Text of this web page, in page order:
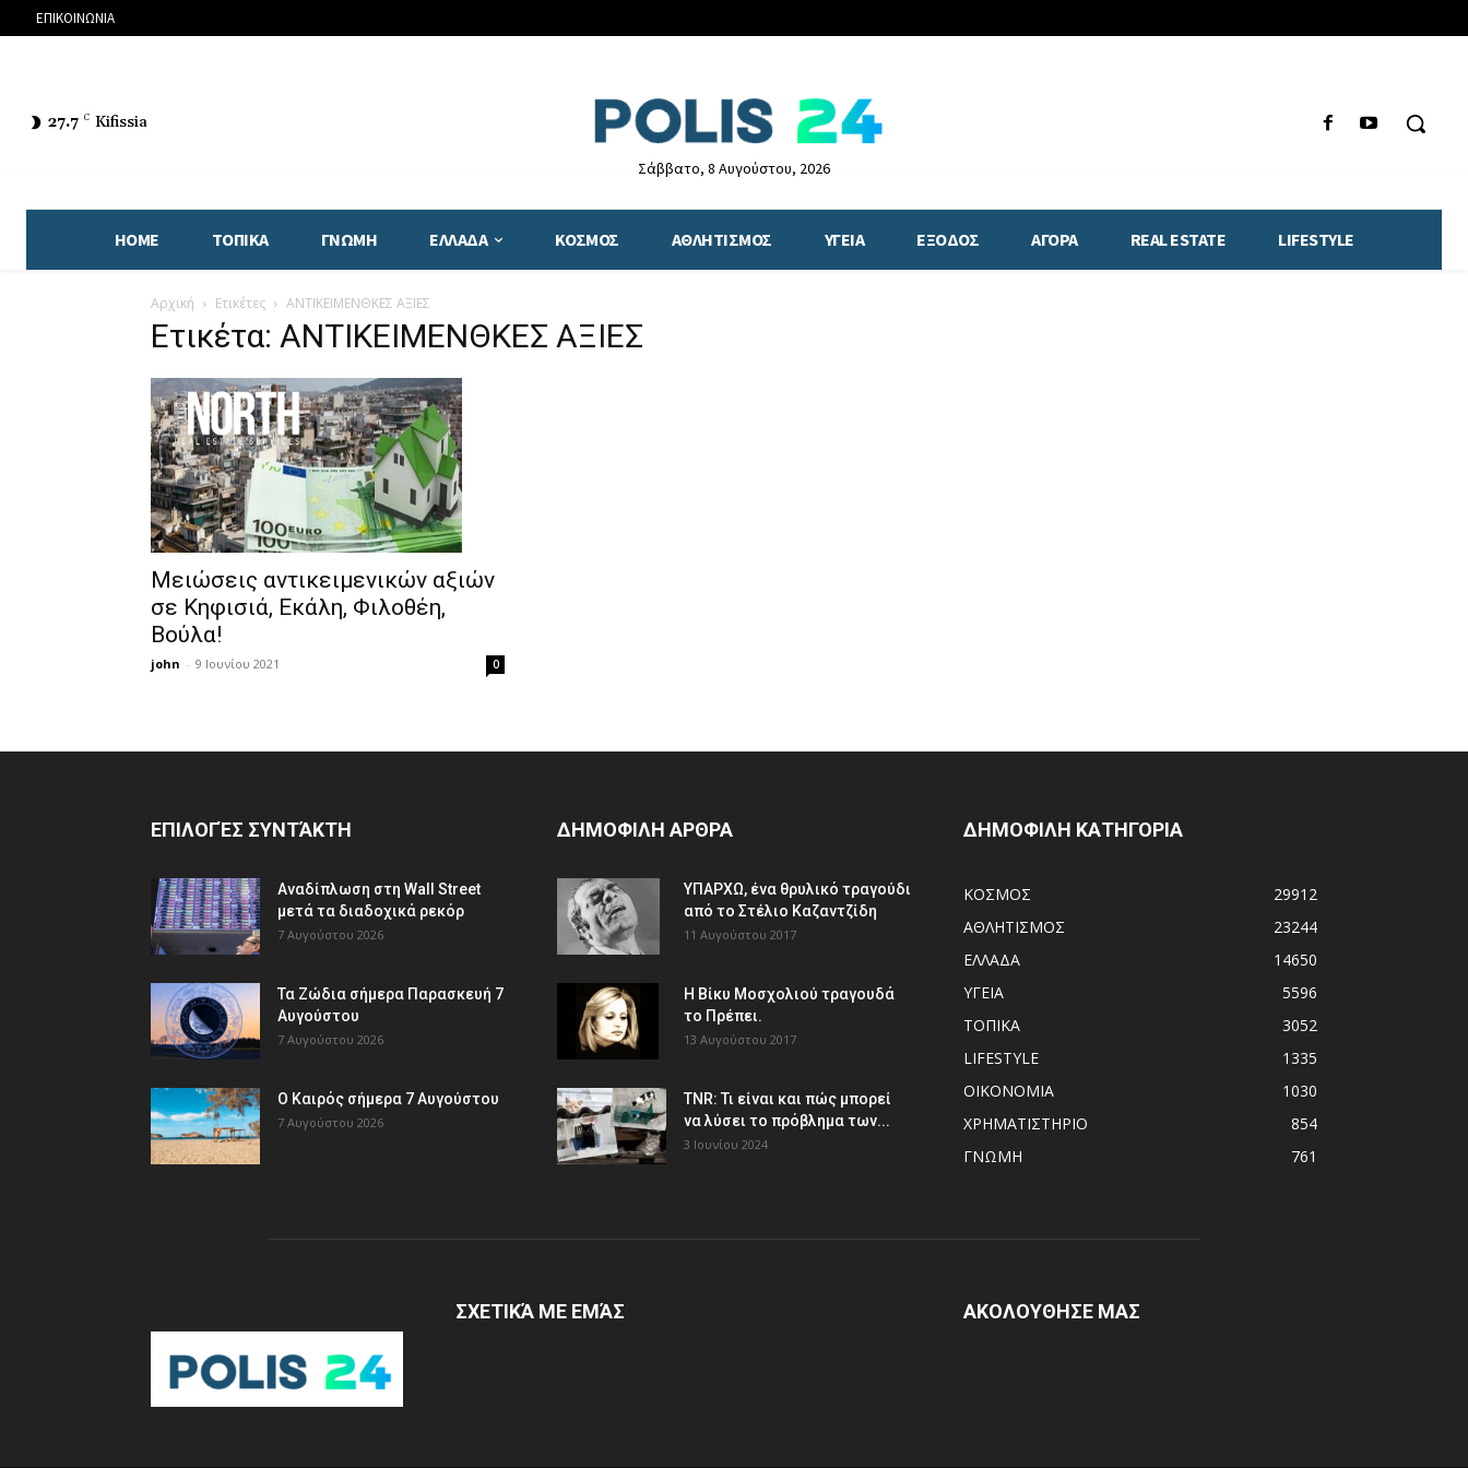
ΕΠΙΚΟΙΝΩΝΙΑ
27.7 C Kifissia
Σάββατο, 8 Αυγούστου, 2026
HOME ΤΟΠΙΚΑ ΓΝΩΜΗ ΕΛΛΑΔΑ ΚΟΣΜΟΣ ΑΘΛΗΤΙΣΜΟΣ ΥΓΕΙΑ ΕΞΟΔΟΣ ΑΓΟΡΑ REAL ESTATE LIFESTYLE
Αρχική Ετικέτες ΑΝΤΙΚΕΙΜΕΝΘΚΕΣ ΑΞΙΕΣ
Ετικέτα: ΑΝΤΙΚΕΙΜΕΝΘΚΕΣ ΑΞΙΕΣ
Μειώσεις αντικειμενικών αξιών
σε Κηφισιά, Εκάλη, Φιλοθέη,
Βούλα!
john - 9 Ιουνίου 2021 0
ΕΠΙΛΟΓΈΣ ΣΥΝΤΆΚΤΗ
Αναδίπλωση στη Wall Street
μετά τα διαδοχικά ρεκόρ
7 Αυγούστου 2026
Τα Ζώδια σήμερα Παρασκευή 7
Αυγούστου
7 Αυγούστου 2026
Ο Καιρός σήμερα 7 Αυγούστου
7 Αυγούστου 2026
ΔΗΜΟΦΙΛΗ ΑΡΘΡΑ
ΥΠΑΡΧΩ, ένα θρυλικό τραγούδι
από το Στέλιο Καζαντζίδη
11 Αυγούστου 2017
Η Βίκυ Μοσχολιού τραγουδά
το Πρέπει.
13 Αυγούστου 2017
TNR: Τι είναι και πώς μπορεί
να λύσει το πρόβλημα των...
3 Ιουνίου 2024
ΔΗΜΟΦΙΛΗ ΚΑΤΗΓΟΡΙΑ
ΚΟΣΜΟΣ
29912
ΑΘΛΗΤΙΣΜΟΣ
23244
ΕΛΛΑΔΑ
14650
ΥΓΕΙΑ
5596
ΤΟΠΙΚΑ
3052
LIFESTYLE
1335
ΟΙΚΟΝΟΜΙΑ
1030
ΧΡΗΜΑΤΙΣΤΗΡΙΟ
854
ΓΝΩΜΗ
761
ΣΧΕΤΙΚΆ ΜΕ ΕΜΆΣ ΑΚΟΛΟΥΘΗΣΕ ΜΑΣ